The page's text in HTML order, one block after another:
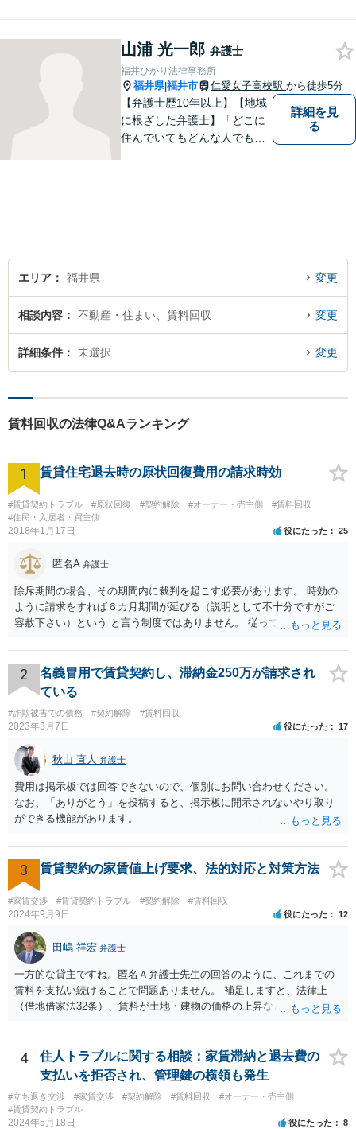
問に思ったときには、迷わず
すぐにご相談ください。一緒
に解決の方法を考えましょ
う。
山浦 光一郎 弁護士
福井ひかり法律事務所
福井県|福井市 仁愛女子高校駅 から徒歩5分
【弁護士歴10年以上】【地域
に根ざした弁護士】「どこに
住んでいてもどんな人でも等
す。
詳細を見
る
エリア 福井県 変更
相談内容 不動産・住まい、賃料回収 変更
詳細条件 未選択 変更
賃料回収の法律Q&Aランキング
1 賃貸住宅退去時の原状回復費用の請求時効
#賃貸契約トラブル #原状回復 #契約解除 #オーナー・売主側
#賃料回収
#住民・入居者・買主側
2018年1月17日 役にたった 25
匿名A 弁護士
除斥期間の場合、その期間内に裁判を起こす必要があります。 時効の
ように請求をすれば６カ月期間が延びる（説明として不十分ですがご
容赦下さい）という と言う制度ではありません。 従って、理論上は１
2
名義冒用で賃貸契約し、滞納金250万が請求され
ている
#詐欺被害での債務 #契約解除 #賃料回収
2023年3月7日 役にたった 17
秋山 直人 弁護士
費用は掲示板では回答できないので、個別にお問い合わせください。
なお、「ありがとう」を投稿すると、掲示板に開示されないやり取り
ができる機能があります。
3 賃貸契約の家賃値上げ要求、法的対応と対策方法
#家賃交渉 #賃貸契約トラブル #契約解除 #賃料回収
2024年9月9日 役にたった 12
田嶋 祥宏 弁護士
一方的な貸主ですね。匿名Ａ弁護士先生の回答のように、これまでの
賃料を支払い続けることで問題ありません。 補足しますと、法律上
（借地借家法32条）、賃料が土地・建物の価格の上昇などの経済事情
は、「契約条件にかかわらず」、当事者は賃料の増減を請求できる、
とされています。 「不相当」かどうかは、貸主から、近隣相場の上昇
を示す同種賃貸物件の根拠資料などを提示してもらわないと判断でき
ませんよね。ご相談者様のケースでは、こうした資料が示されていな
いと思われることと、１０％が相当がどうかが分からないので、「不
相当」という判断ができないから賃料増額には応じないという主張が
4
住人トラブルに関する相談：家賃滞納と退去費の
支払いを拒否され、管理鍵の横領も発生
#立ち退き交渉 #家賃交渉 #契約解除 #賃料回収
#オーナー・売主側
#賃貸契約トラブル
2024年5月18日 役にたった 8